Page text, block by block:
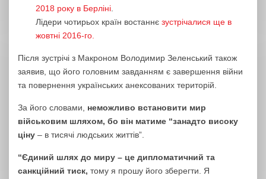
2018 року в Берліні
Лідери чотирьох країн востаннє зустрічалися ще в
жовтні 2016-го.
Після зустрічі з Макроном Володимир Зеленський також
заявив, що його головним завданням є завершення війни
та повернення українських анексованих територій.
За його словами, неможливо встановити мир
військовим шляхом, бо він матиме “занадто високу
ціну – в тисячі людських життів”.
“Єдиний шлях до миру – це дипломатичний та
санкційний тиск, тому я прошу його зберегти. Я